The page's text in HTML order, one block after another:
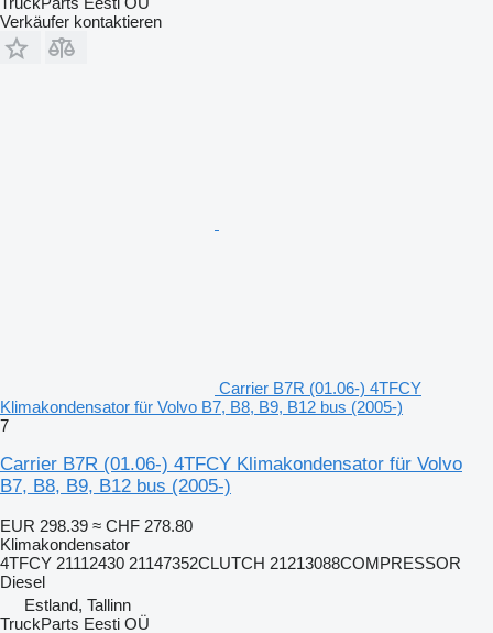
Verkäufer kontaktieren
Carrier B7R (01.06-) 4TFCY
Klimakondensator für Volvo B7, B8, B9, B12 bus (2005-)
7
Carrier B7R (01.06-) 4TFCY Klimakondensator für Volvo
B7, B8, B9, B12 bus (2005-)
EUR 298.39 ≈ CHF 278.80
Klimakondensator
4TFCY 21112430 21147352CLUTCH 21213088COMPRESSOR
Diesel
Estland, Tallinn
TruckParts Eesti OÜ